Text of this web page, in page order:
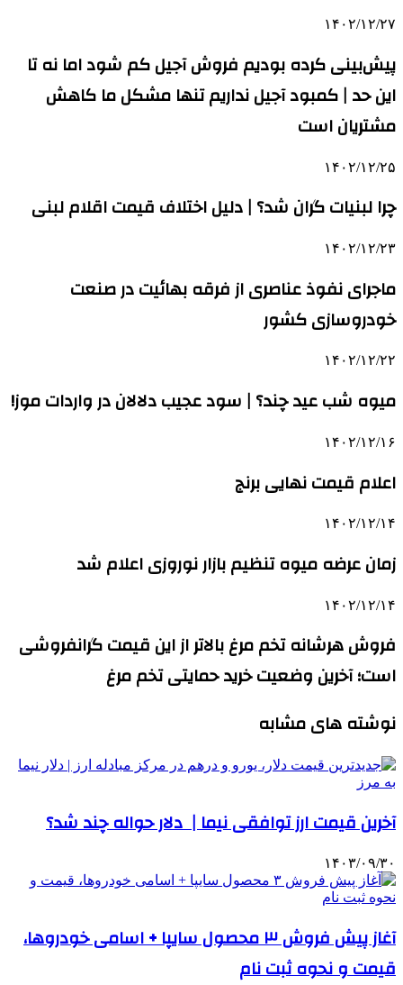
۱۴۰۲/۱۲/۲۷
پیش‌بینی کرده بودیم فروش آجیل کم شود اما نه تا
این حد | کمبود آجیل نداریم تنها مشکل ما کاهش
مشتریان است
۱۴۰۲/۱۲/۲۵
چرا لبنیات گران شد؟ | دلیل اختلاف قیمت اقلام لبنی
۱۴۰۲/۱۲/۲۳
ماجرای نفوذ عناصری از فرقه بهائیت در صنعت
خودروسازی کشور
۱۴۰۲/۱۲/۲۲
میوه شب عید چند؟ | سود عجیب دلالان در واردات موز!
۱۴۰۲/۱۲/۱۶
اعلام قیمت نهایی برنج
۱۴۰۲/۱۲/۱۴
زمان عرضه میوه تنظیم بازار نوروزی اعلام شد
۱۴۰۲/۱۲/۱۴
فروش هرشانه تخم مرغ بالاتر از این قیمت گرانفروشی
است؛ آخرین وضعیت خرید حمایتی تخم مرغ
نوشته های مشابه
آخرین قیمت ارز توافقی نیما | دلار حواله چند شد؟
۱۴۰۳/۰۹/۳۰
آغاز پیش فروش ۳ محصول سایپا + اسامی خودروها،
قیمت و نحوه ثبت نام